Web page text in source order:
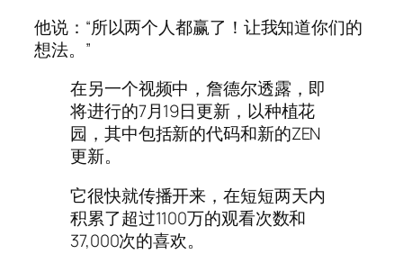
他说：“所以两个人都赢了！让我知道你们的
想法。”
在另一个视频中，詹德尔透露，即
将进行的7月19日更新，以种植花
园，其中包括新的代码和新的ZEN
更新。
它很快就传播开来，在短短两天内
积累了超过1100万的观看次数和
37,000次的喜欢。